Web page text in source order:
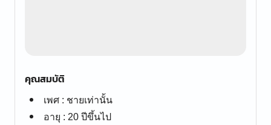
คุณสมบัติ
เพศ : ชายเท่านั้น
อายุ : 20 ปีขึ้นไป